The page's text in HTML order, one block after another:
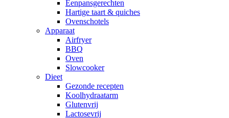
Eenpansgerechten
Hartige taart & quiches
Ovenschotels
Apparaat
Airfryer
BBQ
Oven
Slowcooker
Dieet
Gezonde recepten
Koolhydraatarm
Glutenvrij
Lactosevrij